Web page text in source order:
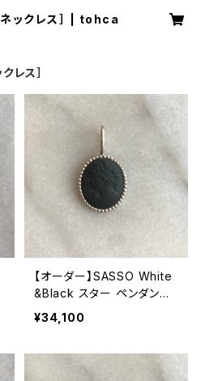
ックレス］ | tohca
レス］
【オーダー】SASSO White
&Black スター ペンダント
トップ
¥34,100